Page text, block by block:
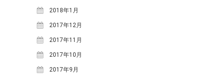
2025年12月(3)
2025年11月(1)
2025年9月(1)
2025年7月(1)
2025年3月(1)
2018年1月
2017年12月
2017年11月
2017年10月
2017年9月